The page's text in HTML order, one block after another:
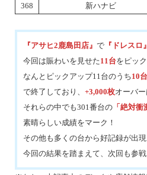
368
新ハナビ
『アサヒ2鹿島田店』 で 『ドレスロ』
今回は賑わいを見せた11台をピッ
なんとピックアップ11台のうち10台
で終了しており、 +3,000枚オーバー
それらの中でも301番台の 「絶対衝
素晴らしい成績をマーク！
その他も多くの台から好記録が出現
今回の結果を踏まえて、次回も参